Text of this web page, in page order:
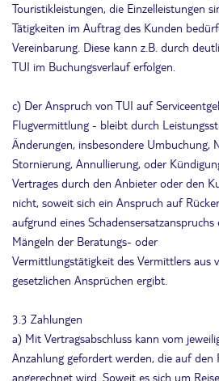
Touristikleistungen, die Einzelleistungen
Tätigkeiten im Auftrag des Kunden
Vereinbarung. Diese kann z.B. durch
TUI im Buchungsverlauf erfolgen.
c) Der Anspruch von TUI auf
Flugvermittlung - bleibt durch
Änderungen, insbesondere Umbuchung,
Stornierung, Annullierung, oder
Vertrages durch den Anbieter oder den
nicht, soweit sich ein Anspruch auf
aufgrund eines
Mängeln der Beratungs- oder
Vermittlungstätigkeit des Vermittlers aus
gesetzlichen Ansprüchen ergibt.
3.3 Zahlungen
a) Mit Vertragsabschluss kann vom
Anzahlung gefordert werden, die auf den
angerechnet wird. Soweit es sich um